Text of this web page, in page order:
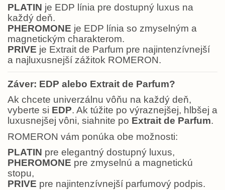
PLATIN je EDP línia pre dostupný luxus na
každý deň.
PHEROMONE je EDP línia so zmyselným a
magnetickým charakterom.
PRIVE je Extrait de Parfum pre najintenzívnejší
a najluxusnejší zážitok ROMERON.
Záver: EDP alebo Extrait de Parfum?
Ak chcete univerzálnu vôňu na každý deň,
vyberte si EDP. Ak túžite po výraznejšej, hlbšej a
luxusnejšej vôni, siahnite po Extrait de Parfum.
ROMERON vám ponúka obe možnosti:
PLATIN pre elegantný dostupný luxus,
PHEROMONE pre zmyselnú a magnetickú
stopu,
PRIVE pre najintenzívnejší parfumový podpis.